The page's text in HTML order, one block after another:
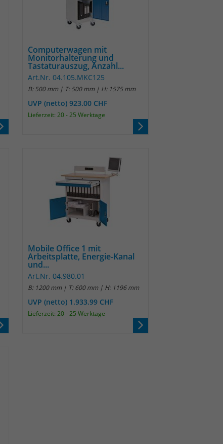
Computerwagen mit
Monitorhalterung und
Tastaturauszug, Anzahl...
Art.Nr. 04.105.MKC125
B: 500 mm | T: 500 mm | H: 1575 mm
UVP (netto) 923.00 CHF
Lieferzeit: 20 - 25 Werktage
Mobile Office 1 mit
Arbeitsplatte, Energie-Kanal
und...
Art.Nr. 04.980.01
B: 1200 mm | T: 600 mm | H: 1196 mm
UVP (netto) 1.933.99 CHF
Lieferzeit: 20 - 25 Werktage